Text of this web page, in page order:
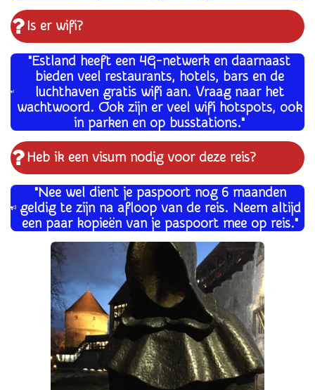
Is er wifi?
"Estland heeft een 4G-netwerk en daarnaast
bieden veel restaurants, hotels, bars en de
luchthaven gratis wifi aan. Vraag naar het
wachtwoord. Ook zijn er veel wifi hotspots, ook
in parken en op busstations."
Heb ik een visum nodig voor deze reis?
"Nee wel dient je paspoort nog 6 maanden
geldig te zijn na afloop van de reis. Neem altijd
een paar kopieën van je paspoort mee op reis."